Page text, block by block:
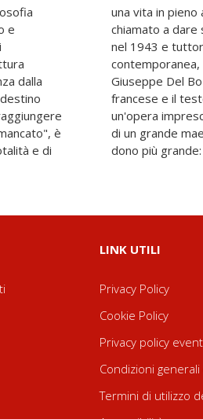
e
dalla
è
e di
cui è
di
ma
pensiero
del nostro
dono più
LINK UTILI
Privacy Policy
Cookie Policy
Privacy policy
Condizioni
Termini di utilizzo